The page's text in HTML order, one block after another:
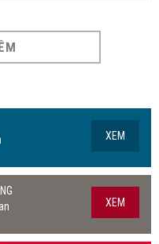
XEM
XEM